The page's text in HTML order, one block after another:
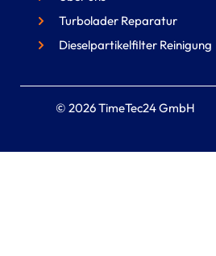
Turbolader Reparatur
Dieselpartikelfilter Reinigung
© 2026 TimeTec24 GmbH